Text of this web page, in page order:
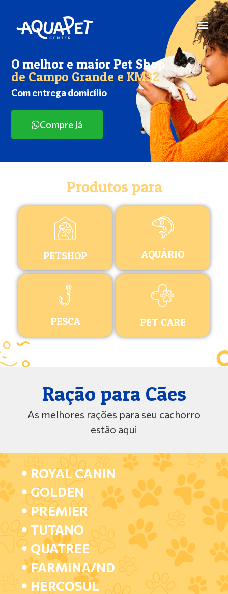
O melhor e maior Pet Shop
de Campo Grande e KM32
Com entrega domicílio
Compre Já
Produtos para
PETSHOP AQUÁRIO
PESCA PET CARE
Ração para Cães
As melhores rações para seu cachorro
estão aqui
ROYAL CANIN
GOLDEN
PREMIER
TUTANO
QUATREE
FARMINA/ND
HERCOSUL